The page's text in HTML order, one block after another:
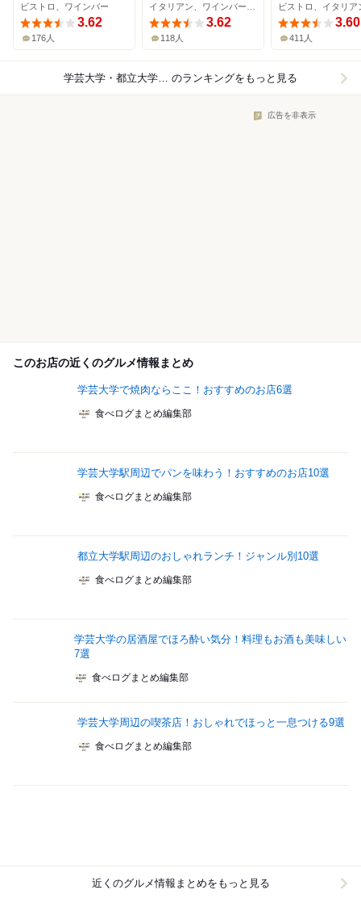
ビストロ、ワインバー
3.62
176人
3.62
118人
3.60
411人
学芸大学・都立大学×バー・お酒 のランキングをもっと見る
広告を非表示
このお店の近くのグルメ情報まとめ
学芸大学で焼肉ならここ！おすすめのお店6選
食べログまとめ編集部
学芸大学駅周辺でパンを味わう！おすすめのお店10選
食べログまとめ編集部
都立大学駅周辺のおしゃれランチ！ジャンル別10選
食べログまとめ編集部
学芸大学の居酒屋でほろ酔い気分！料理もお酒も美味しい
7選
食べログまとめ編集部
学芸大学周辺の喫茶店！おしゃれでほっと一息つける9選
食べログまとめ編集部
近くのグルメ情報まとめをもっと見る